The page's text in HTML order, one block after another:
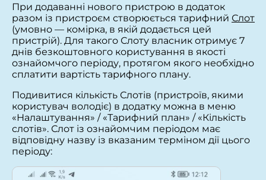
При додаванні нового пристрою в додаток
разом із пристроєм створюється тарифний Слот
(умовно — комірка, в якій додається цей
пристрій). Для такого Слоту власник отримує 7
днів безкоштовного користування в якості
ознайомчого періоду, протягом якого необхідно
сплатити вартість тарифного плану.
Подивитися кількість Слотів (пристроїв, якими
користувач володіє) в додатку можна в меню
«Налаштування» / «Тарифний план» / «Кількість
слотів». Слот із ознайомчим періодом має
відповідну назву із вказаним терміном дії цього
періоду: